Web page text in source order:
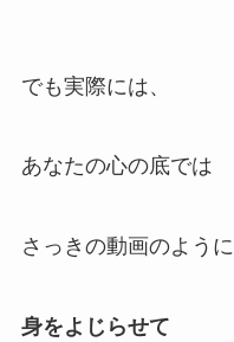
でも実際には、
あなたの心の底では
さっきの動画のように
身をよじらせて